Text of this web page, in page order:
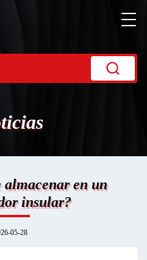
almacenar en un
insular?
05-28